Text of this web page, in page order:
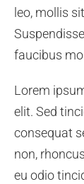
leo, mollis
faucibus
Lorem
elit. Sed
consequat
non,
eu odio